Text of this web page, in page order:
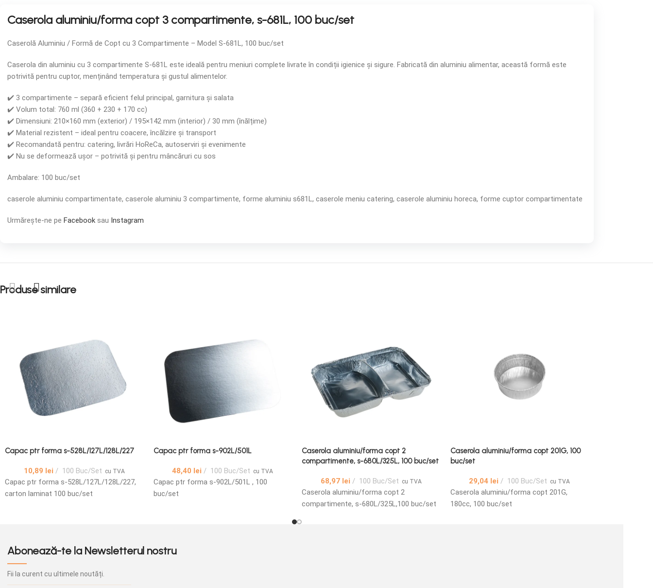
Caserola aluminiu/forma copt 3 compartimente, s-681L, 100 buc/set
Caserolă Aluminiu / Formă de Copt cu 3 Compartimente – Model S-681L, 100 buc/set
Caserola din aluminiu cu 3 compartimente S-681L este ideală pentru meniuri complete livrate în condiții igienice și sigure. Fabricată din aluminiu alimentar, această formă este
potrivită pentru cuptor, menținând temperatura și gustul alimentelor.
✔️ 3 compartimente – separă eficient felul principal, garnitura și salata
✔️ Volum total: 760 ml (360 + 230 + 170 cc)
✔️ Dimensiuni: 210×160 mm (exterior) / 195×142 mm (interior) / 30 mm (înălțime)
✔️ Material rezistent – ideal pentru coacere, încălzire și transport
✔️ Recomandată pentru: catering, livrări HoReCa, autoserviri și evenimente
✔️ Nu se deformează ușor – potrivită și pentru mâncăruri cu sos
Ambalare: 100 buc/set
caserole aluminiu compartimentate, caserole aluminiu 3 compartimente, forme aluminiu s681L, caserole meniu catering, caserole aluminiu horeca, forme cuptor compartimentate
Urmărește-ne pe Facebook sau Instagram
Produse similare
Capac ptr forma s-528L/127L/128L/227
10,89 lei 100 Buc/Set cu TVA
Capac ptr forma s-528L/127L/128L/227,
carton laminat 100 buc/set
Capac ptr forma s-902L/501L
48,40 lei 100 Buc/Set cu TVA
Capac ptr forma s-902L/501L , 100
buc/set
Caserola aluminiu/forma copt 2
compartimente, s-680L/325L, 100 buc/set
68,97 lei 100 Buc/Set cu TVA
Caserola aluminiu/forma copt 2
compartimente, s-680L/325L,100 buc/set
Caserola aluminiu/forma copt 201G, 100
buc/set
29,04 lei 100 Buc/Set cu TVA
Caserola aluminiu/forma copt 201G,
180cc, 100 buc/set
Abonează-te la Newsletterul nostru
Fii la curent cu ultimele noutăți.